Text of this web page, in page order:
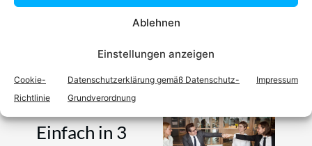
Ablehnen
Einstellungen anzeigen
Cookie-
Richtlinie
Datenschutzerklärung gemäß Datenschutz-
Grundverordnung
Impressum
Video-Podcast #69 Katharina Echerer – Verlagsleitung
Recht, Wirtschaft, Steuern facultas Verlag
Einfach in 3